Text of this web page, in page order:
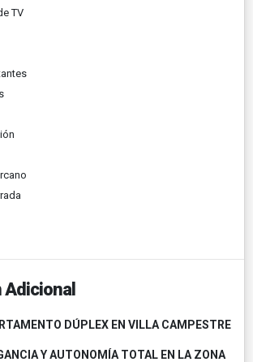
TV
DÚPLEX EN VILLA CAMPESTRE
Y AUTONOMÍA TOTAL EN LA ZONA